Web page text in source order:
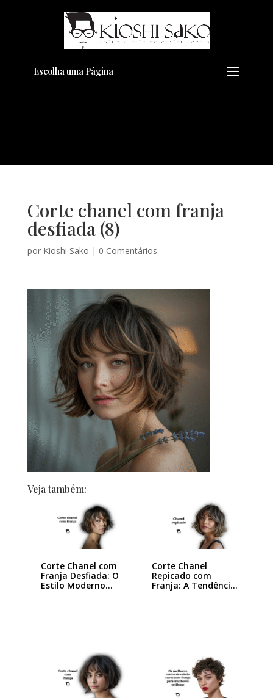
Escolha uma Página
Corte chanel com franja
desfiada (8)
por Kioshi Sako | 0 Comentários
Veja também:
Corte Chanel com
Franja Desfiada: O
Estilo Moderno…
Corte Chanel
Repicado com
Franja: A Tendência
Pensando em transformar seu
Visual??